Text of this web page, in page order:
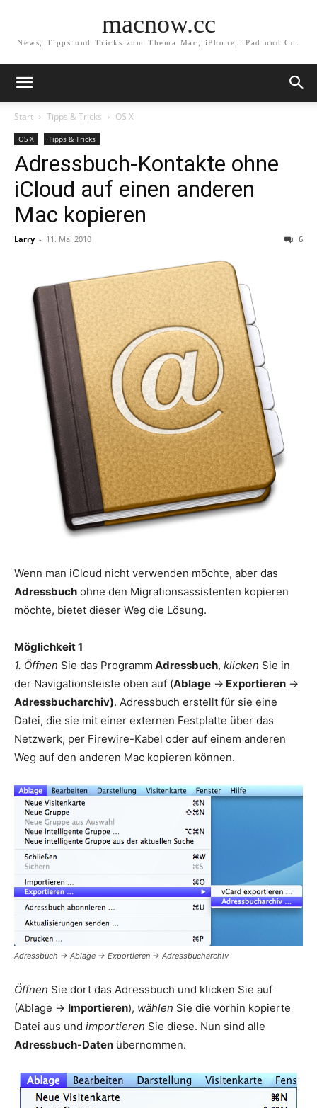
macnow.cc
News, Tipps und Tricks zum Thema Mac, iPhone, iPad und Co.
Start Tipps & Tricks OS X
OS X Tipps & Tricks
Adressbuch-Kontakte ohne
iCloud auf einen anderen
Mac kopieren
Larry - 11. Mai 2010 6
Wenn man iCloud nicht verwenden möchte, aber das
Adressbuch ohne den Migrationsassistenten kopieren
möchte, bietet dieser Weg die Lösung.
Möglichkeit 1
1. Öffnen Sie das Programm Adressbuch, klicken Sie in
der Navigationsleiste oben auf (Ablage -> Exportieren ->
Adressbucharchiv). Adressbuch erstellt für sie eine
Datei, die sie mit einer externen Festplatte über das
Netzwerk, per Firewire-Kabel oder auf einem anderen
Weg auf den anderen Mac kopieren können.
Adressbuch -> Ablage -> Exportieren -> Adressbucharchiv
Öffnen Sie dort das Adressbuch und klicken Sie auf
(Ablage -> Importieren), wählen Sie die vorhin kopierte
Datei aus und importieren Sie diese. Nun sind alle
Adressbuch-Daten übernommen.